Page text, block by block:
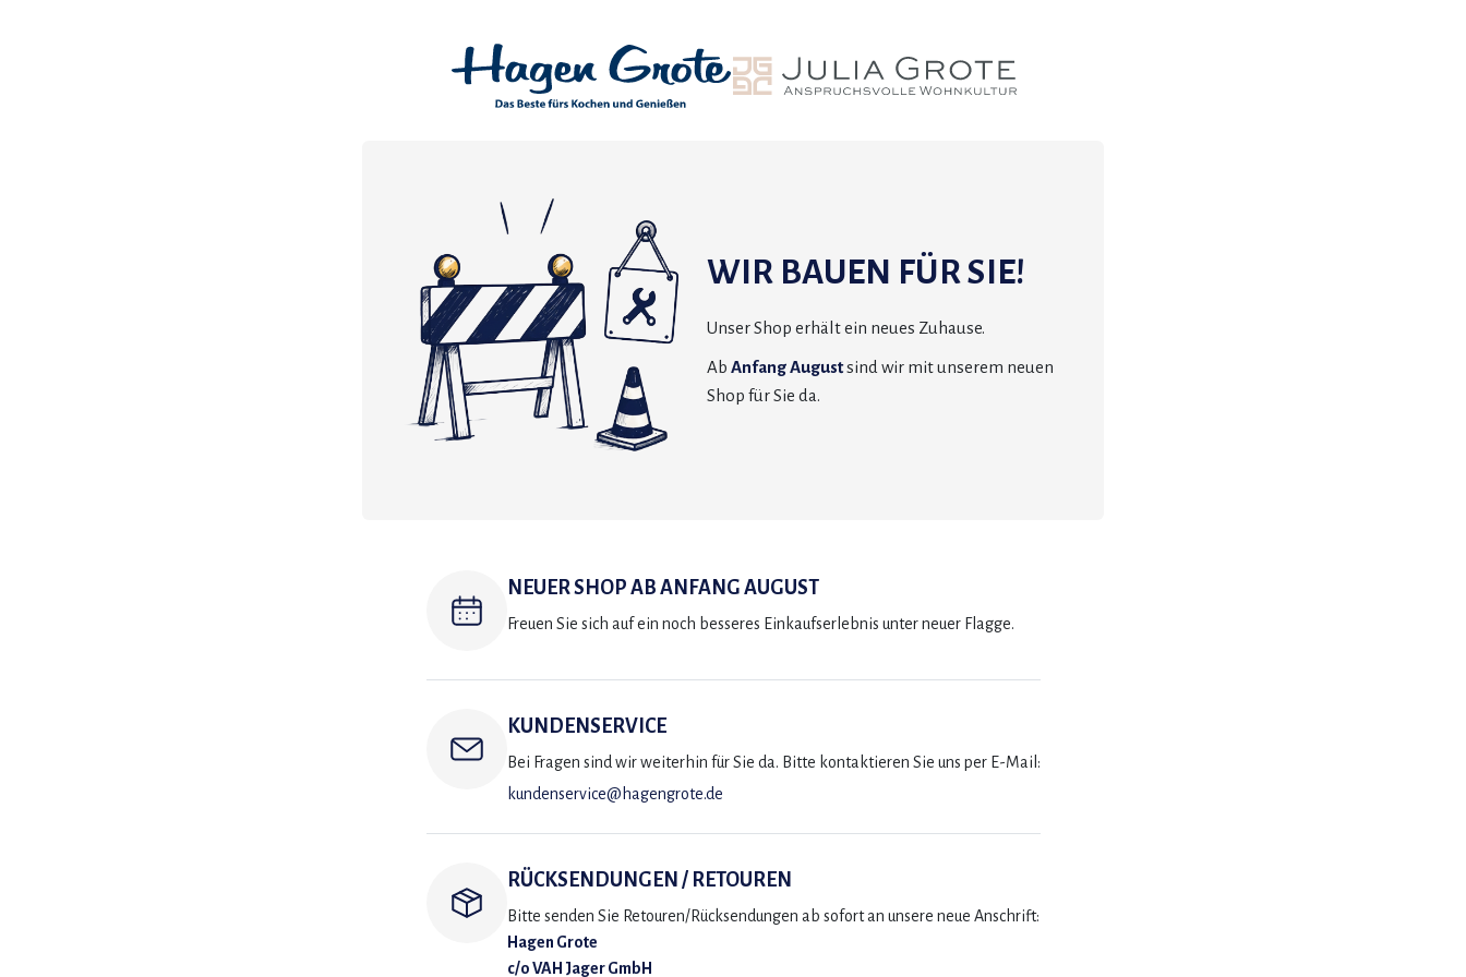
WIR BAUEN FÜR SIE!
Unser Shop erhält ein neues Zuhause.
Ab Anfang Augustsind wir mit unserem neuen
Shop für Sie da.
NEUER SHOP AB ANFANG AUGUST
Freuen Sie sich auf ein noch besseres Einkaufserlebnis unter neuer Flagge.
KUNDENSERVICE
Bei Fragen sind wir weiterhin für Sie da. Bitte kontaktieren Sie uns per E-Mail:
kundenservice@hagengrote.de
RÜCKSENDUNGEN / RETOUREN
Bitte senden Sie Retouren/Rücksendungen ab sofort an unsere neue Anschrift:
Hagen Grote
c/o VAH Jager GmbH